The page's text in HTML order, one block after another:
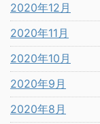
2020年12月
2020年11月
2020年10月
2020年9月
2020年8月